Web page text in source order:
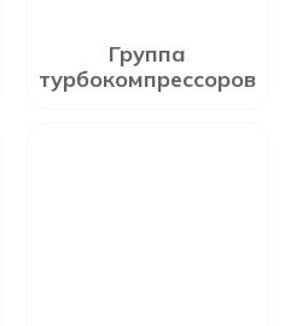
Группа
турбокомпрессоров